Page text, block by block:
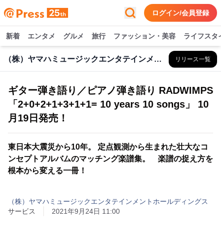
ログイン/会員登録
新着 エンタメ グルメ 旅行 ファッション・美容 ライフスタ
（株）ヤマハミュージックエンタテインメントHD リリース一覧
ギター弾き語り／ピアノ弾き語り RADWIMPS
「2+0+2+1+3+1+1= 10 years 10 songs」 10
月19日発売！
東日本大震災から10年。 定点観測から生まれた壮大なコ
ンセプトアルバムのマッチング楽譜集。 楽譜の捉え方を
根本から変える一冊！
（株）ヤマハミュージックエンタテインメントホールディングス
サービス
2021年9月24日 11:00